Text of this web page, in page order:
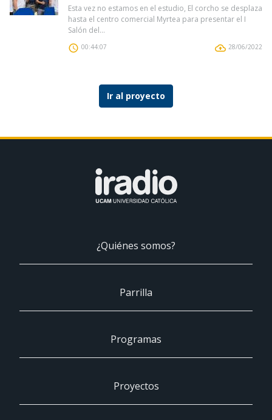
Esta vez no estamos en el estudio, El corcho se desplaza
hasta el centro comercial Myrtea para presentar el I
Salón del...
00:44:07 28/06/2022
Ir al proyecto
¿Quiénes somos?
Parrilla
Programas
Proyectos